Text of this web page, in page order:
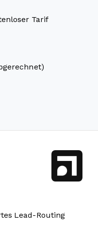
Tarif
Lead-Routing